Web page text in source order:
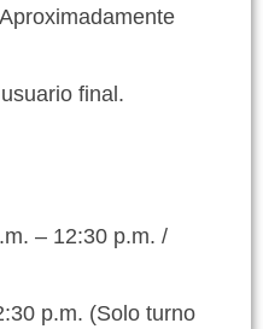
Aproximadamente
final.
– 12:30 p.m. /
p.m. (Solo turno